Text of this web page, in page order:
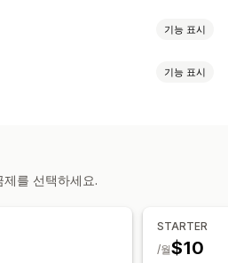
기능 표시
사용자 지정 가격 책정
기능 표시
사용자 지정 리워드
를 선택하세요.
STARTER
$10
/월